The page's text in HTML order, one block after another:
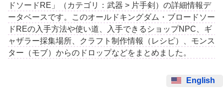
ドソードRE」（カテゴリ：武器 > 片手剣）の詳細情報デ
ータベースです。このオールドキングダム・ブロードソー
ドREの入手方法や使い道、入手できるショップNPC、ギ
ャザラー採集場所、クラフト制作情報（レシピ）、モンス
ター（モブ）からのドロップなどをまとめました。
English